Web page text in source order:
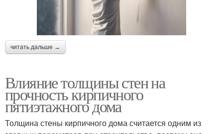
читать дальше →
Влияние толщины стен на
прочность кирпичного
пятиэтажного дома
Толщина стены кирпичного дома считается одним из